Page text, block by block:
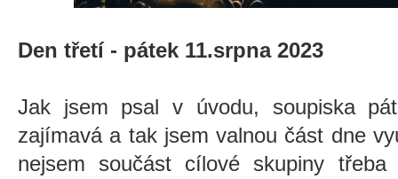
Den třetí - pátek 11.srpna 2023
Jak jsem psal v úvodu, soupiska
zajímavá a tak jsem valnou část dne
nejsem součást cílové skupiny třeba